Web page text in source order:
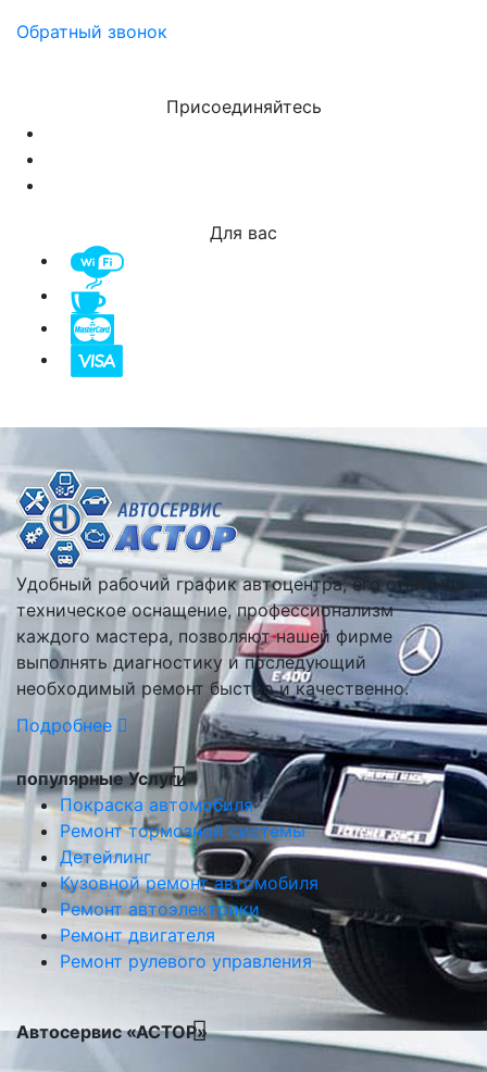
Обратный звонок
Присоединяйтесь
Для вас
Удобный рабочий график автоцентра, его отличное
техническое оснащение, профессионализм
каждого мастера, позволяют нашей фирме
выполнять диагностику и последующий
необходимый ремонт быстро и качественно.
Подробнее
популярные Услуги
Покраска автомобиля
Ремонт тормозной системы
Детейлинг
Кузовной ремонт автомобиля
Ремонт автоэлектрики
Ремонт двигателя
Ремонт рулевого управления
Автосервис «АСТОР»